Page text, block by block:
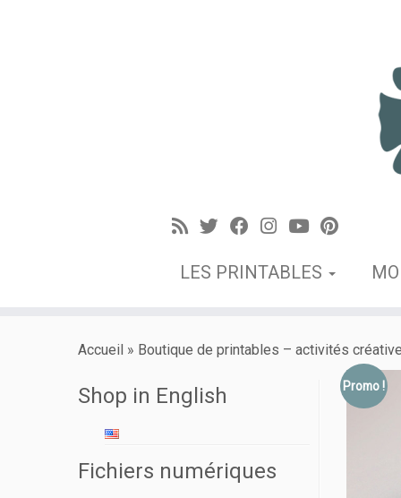
LES PRINTABLES
Accueil » Boutique de printables – activités
Shop in English
Fichiers numériques
Promo !